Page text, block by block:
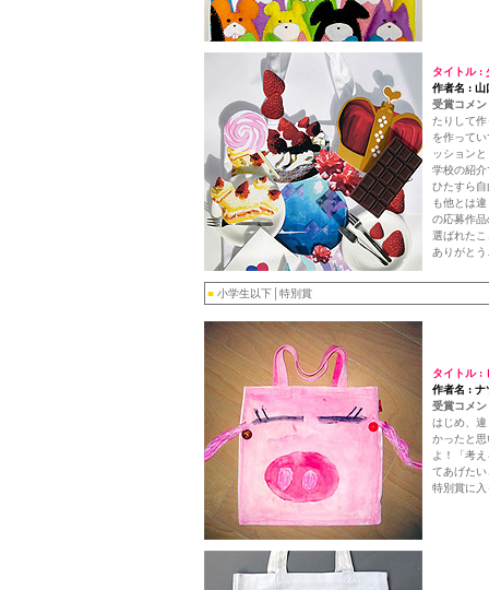
タイトル :
作者名 : 山
受賞コメ
たりして
を作って
ッション
学校の紹
ひたすら
も他とは
の応募作
選ばれた
ありがと
■ 小学生以下│特別賞
タイトル :
作者名 : ナ
受賞コメ
はじめ、
かったと
よ！「考
てあげた
特別賞に